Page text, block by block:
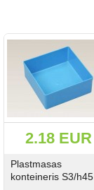
2.18 EUR
Plastmasas
konteineris S3/h45